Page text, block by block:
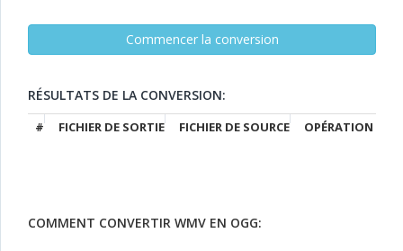
RÉSULTATS DE LA CONVERSION:
# FICHIER DE SORTIE FICHIER DE SOURCE OPÉRATION
COMMENT CONVERTIR WMV EN OGG: